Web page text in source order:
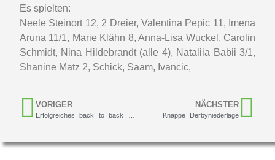
Es spielten:
Neele Steinort 12, 2 Dreier, Valentina Pepic 11, Imena
Aruna 11/1, Marie Klähn 8, Anna-Lisa Wuckel, Carolin
Schmidt, Nina Hildebrandt (alle 4), Nataliia Babii 3/1,
Shanine Matz 2, Schick, Saam, Ivancic,
VORIGER NÄCHSTER
Knappe Derbyniederlage